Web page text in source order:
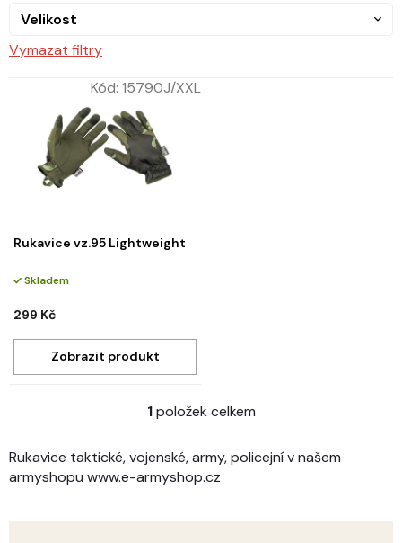
Velikost
Vymazat filtry
Rukavice vz.95 Lightweight
Skladem
299 Kč
Kód: 15790J/XXL
O
l
á
d
c
1položek celkem
Rukavice taktické, vojenské, army, policejní v našem
armyshopu www.e-armyshop.cz